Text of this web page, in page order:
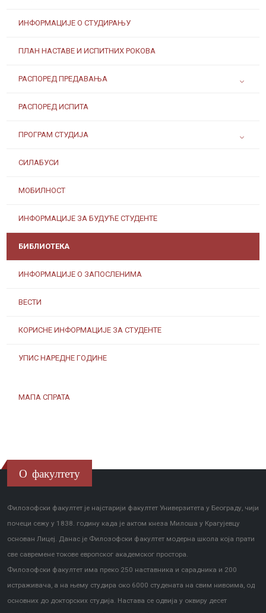
ИНФОРМАЦИЈЕ О СТУДИРАЊУ
ПЛАН НАСТАВЕ И ИСПИТНИХ РОКОВА
РАСПОРЕД ПРЕДАВАЊА
РАСПОРЕД ИСПИТА
ПРОГРАМ СТУДИЈА
СИЛАБУСИ
МОБИЛНОСТ
ИНФОРМАЦИЈЕ ЗА БУДУЋЕ СТУДЕНТЕ
БИБЛИОТЕКА
ИНФОРМАЦИЈЕ О ЗАПОСЛЕНИМА
ВЕСТИ
КОРИСНЕ ИНФОРМАЦИЈЕ ЗА СТУДЕНТЕ
УПИС НАРЕДНЕ ГОДИНЕ
МАПА СПРАТА
О факултету
Филозофски факултет је најстарији факултет Универзитета у Београду, чији
почеци сежу у 1838. годину када је актом кнеза Милоша у Крагујевцу
основан Лицеј. Данас је Филозофски факултет модерна школа која прати
све савремене токове европског академског простора.
Филозофски факултет има преко 250 наставника и сарадника и 200
истраживача, а на њему студира око 6000 студената на свим нивоима, од
основних до докторских студија. Настава се одвија у оквиру десет